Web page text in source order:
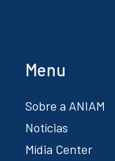
Menu
Sobre a ANIAM
Notícias
Mídia Center